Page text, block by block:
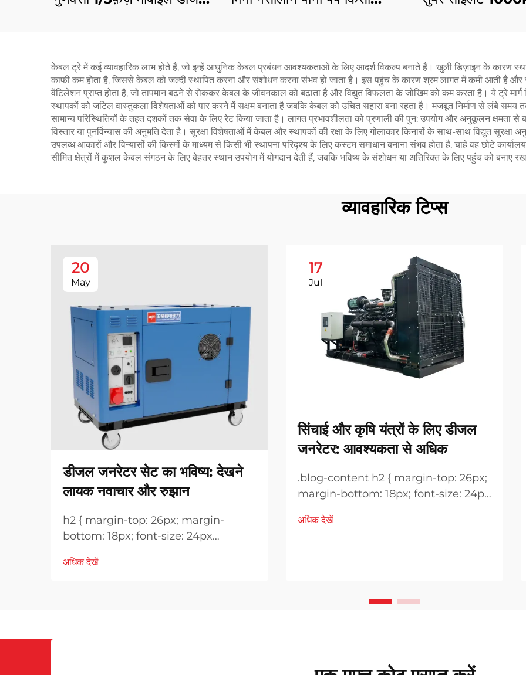
केबल ट्रे में कई व्यावहारिक लाभ होते हैं, जो इन्हें आधुनिक केबल प्रबंधन आवश्यकताओं के लिए आदर्श विकल्प बनाते हैं। खुली डिज़ाइन के कारण
काफी कम होता है, जिससे केबल को जल्दी स्थापित करना और संशोधन करना संभव हो जाता है। इस पहुंच के कारण श्रम लागत में कमी आती है और
वेंटिलेशन प्राप्त होता है, जो तापमान बढ़ने से रोककर केबल के जीवनकाल को बढ़ाता है और विद्युत विफलता के जोखिम को कम करता है। ये ट्रे
स्थापकों को जटिल वास्तुकला विशेषताओं को पार करने में सक्षम बनाता है जबकि केबल को उचित सहारा बना रहता है। मजबूत निर्माण से लंबे समय
सामान्य परिस्थितियों के तहत दशकों तक सेवा के लिए रेट किया जाता है। लागत प्रभावशीलता को प्रणाली की पुन: उपयोग और अनुकूलन क्षमता
विस्तार या पुनर्विन्यास की अनुमति देता है। सुरक्षा विशेषताओं में केबल और स्थापकों की रक्षा के लिए गोलाकार किनारों के साथ-साथ विद्युत
उपलब्ध आकारों और विन्यासों की किस्मों के माध्यम से किसी भी स्थापना परिदृश्य के लिए कस्टम समाधान बनाना संभव होता है, चाहे वह छोटे
सीमित क्षेत्रों में कुशल केबल संगठन के लिए बेहतर स्थान उपयोग में योगदान देती हैं, जबकि भविष्य के संशोधन या अतिरिक्त के लिए पहुंच को बनाए
व्यावहारिक टिप्स
20
May
डीजल जनरेटर सेट का भविष्य: देखने
लायक नवाचार और रुझान
h2 { margin-top: 26px; margin-
bottom: 18px; font-size: 24px
height: normal; } h3 { margin-top:
अधिक देखें
17
Jul
सिंचाई और कृषि यंत्रों के लिए डीजल
जनरेटर: आवश्यकता से अधिक
.blog-content h2 { margin-top: 26px;
margin-bottom: 18px; font-size: 24px
height: normal; } .blog-content h3 {
अधिक देखें